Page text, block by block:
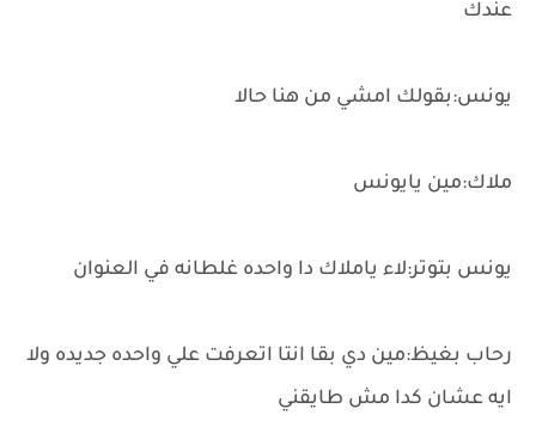
عندك
يونس:بقولك امشي من هنا حالا
ملاك:مين يايونس
يونس بتوتر:لاء ياملاك دا واحده غلطانه في العنوان
رحاب بغيظ:مين دي بقا انتا اتعرفت علي واحده جديده ولا
ايه عشان كدا مش طايقني